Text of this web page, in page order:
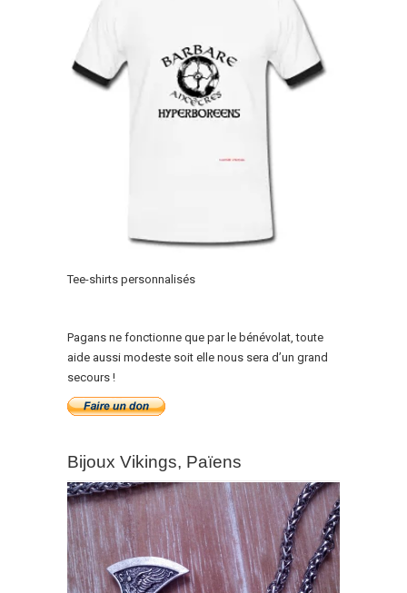
Tee-shirts personnalisés
Pagans ne fonctionne que par le bénévolat, toute
aide aussi modeste soit elle nous sera d’un grand
secours !
Bijoux Vikings, Païens